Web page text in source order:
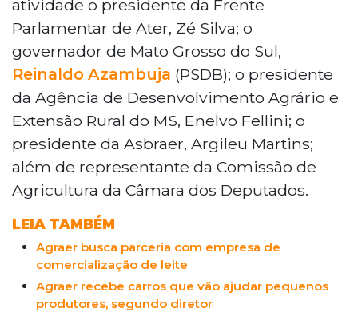
atividade o presidente da Frente
Parlamentar de Ater, Zé Silva; o
governador de Mato Grosso do Sul,
Reinaldo Azambuja (PSDB); o presidente
da Agência de Desenvolvimento Agrário e
Extensão Rural do MS, Enelvo Fellini; o
presidente da Asbraer, Argileu Martins;
além de representante da Comissão de
Agricultura da Câmara dos Deputados.
LEIA TAMBÉM
Agraer busca parceria com empresa de
comercialização de leite
Agraer recebe carros que vão ajudar pequenos
produtores, segundo diretor